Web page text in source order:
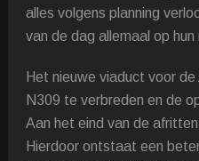
alles volgens planning
van de dag allemaal op hun
Het nieuwe viaduct voor
N309 te verbreden en de
Aan het eind van de
Hierdoor ontstaat een